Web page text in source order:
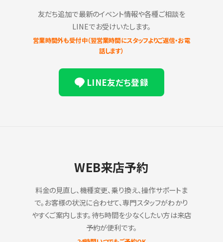
友だち追加で最新のイベント情報や各種ご相談を
LINEでお受けいたします。
営業時間外も受付中（翌営業時間にスタッフよりご返信・お電
話します）
LINE友だち登録
WEB来店予約
料金の見直し、機種変更、乗り換え、操作サポートま
で。お客様の状況に合わせて、専門スタッフがわかり
やすくご案内します。待ち時間を少なくしたい方は来店
予約が便利です。